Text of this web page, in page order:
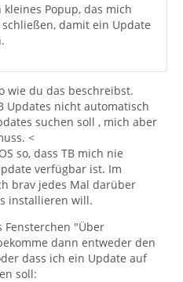
Popup, das mich
damit ein Update
wie du das beschreibst.
Updates nicht automatisch
suchen soll , mich aber
<
so, dass TB mich nie
verfügbar ist. Im
brav jedes Mal darüber
installieren will.
Fensterchen "Über
dann entweder den
dass ich ein Update auf
soll: